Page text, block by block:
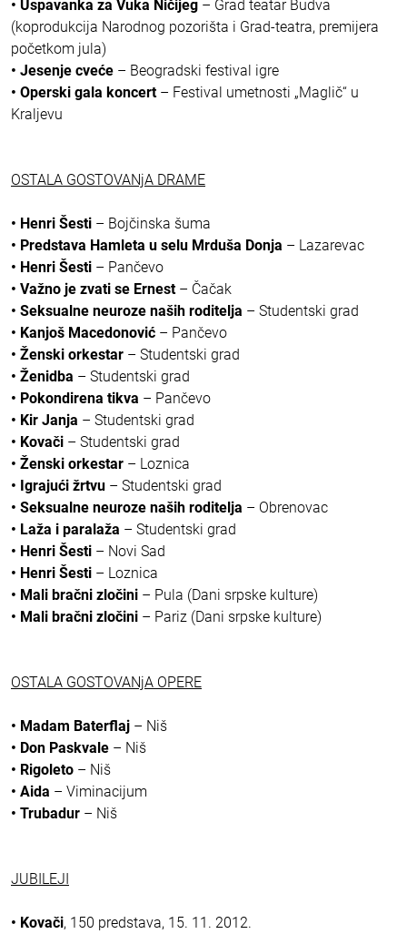
• Uspavanka za Vuka Ničijeg – Grad teatar Budva
(koprodukcija Narodnog pozorišta i Grad-teatra, premijera
početkom jula)
• Jesenje cveće – Beogradski festival igre
• Operski gala koncert– Festival umetnosti „Maglič“ u
Kraljevu
OSTALA GOSTOVANjA DRAME
• Henri Šesti – Bojčinska šuma
• Predstava Hamleta u selu Mrduša Donja – Lazarevac
• Henri Šesti – Pančevo
• Važno je zvati se Ernest– Čačak
• Seksualne neuroze naših roditelja – Studentski grad
• Kanjoš Macedonović – Pančevo
• Ženski orkestar – Studentski grad
• Ženidba – Studentski grad
• Pokondirena tikva – Pančevo
• Kir Janja – Studentski grad
• Kovači – Studentski grad
• Ženski orkestar – Loznica
• Igrajući žrtvu – Studentski grad
• Seksualne neuroze naših roditelja – Obrenovac
• Laža i paralaža – Studentski grad
• Henri Šesti – Novi Sad
• Henri Šesti – Loznica
• Mali bračni zločini – Pula (Dani srpske kulture)
• Mali bračni zločini – Pariz (Dani srpske kulture)
OSTALA GOSTOVANjA OPERE
• Madam Baterflaj – Niš
• Don Paskvale – Niš
• Rigoleto – Niš
• Aida – Viminacijum
• Trubadur – Niš
JUBILEJI
• Kovači, 150 predstava, 15. 11. 2012.